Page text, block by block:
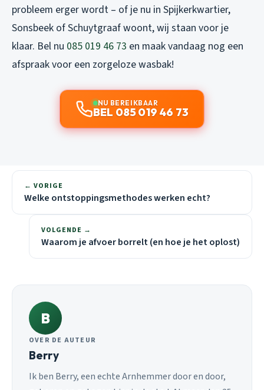
probleem erger wordt – of je nu in Spijkerkwartier,
Sonsbeek of Schuytgraaf woont, wij staan voor je
klaar. Bel nu 085 019 46 73 en maak vandaag nog een
afspraak voor een zorgeloze wasbak!
NU BEREIKBAAR
BEL 085 019 46 73
← VORIGE
Welke ontstoppingsmethodes werken echt?
VOLGENDE →
Waarom je afvoer borrelt (en hoe je het oplost)
B
OVER DE AUTEUR
Berry
Ik ben Berry, een echte Arnhemmer door en door,